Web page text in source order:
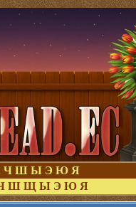
Ч Ш Ы Э Ю Я
Ш Щ Ы Э Ю Я